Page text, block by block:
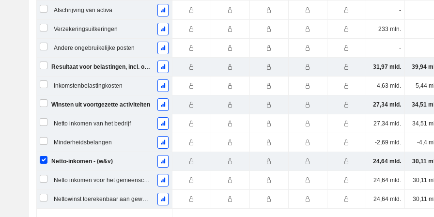
Afschrijving van activa -
Verzekeringsuitkeringen 233 mln.
Andere ongebruikelijke posten -
Resultaat voor belastingen, incl. ongebruikelijke posten 31,97 mld. 39,94
Inkomstenbelastingkosten 4,63 mld. 5,44
Winsten uit voortgezette activiteiten 27,34 mld. 34,51
Netto inkomen van het bedrijf 27,34 mld. 34,51
Minderheidsbelangen -2,69 mld. -4,4
Netto-inkomen - (w&v) 24,64 mld. 30,11
Netto inkomen voor het gemeenschappelijk inclusief buitengewone posten 24,64 mld. 30,11
Nettowinst toerekenbaar aan gewone aandelen excl. buitengewone posten 24,64 mld. 30,11